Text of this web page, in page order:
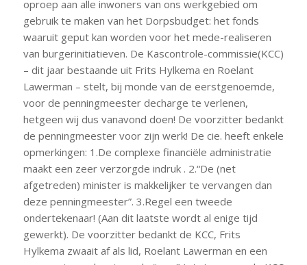
oproep aan alle inwoners van ons werkgebied om
gebruik te maken van het Dorpsbudget: het fonds
waaruit geput kan worden voor het mede-realiseren
van burgerinitiatieven. De Kascontrole-commissie(KCC)
– dit jaar bestaande uit Frits Hylkema en Roelant
Lawerman – stelt, bij monde van de eerstgenoemde,
voor de penningmeester decharge te verlenen,
hetgeen wij dus vanavond doen! De voorzitter bedankt
de penningmeester voor zijn werk! De cie. heeft enkele
opmerkingen: 1.De complexe financiële administratie
maakt een zeer verzorgde indruk . 2.“De (net
afgetreden) minister is makkelijker te vervangen dan
deze penningmeester”. 3.Regel een tweede
ondertekenaar! (Aan dit laatste wordt al enige tijd
gewerkt). De voorzitter bedankt de KCC, Frits
Hylkema zwaait af als lid, Roelant Lawerman en een